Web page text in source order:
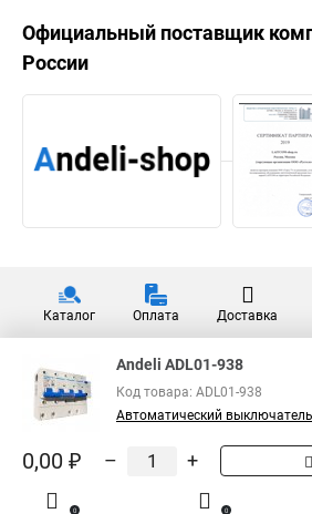
Официальный поставщик
России
Каталог Оплата Доставка
Andeli ADL01-938
Код товара: ADL01-938
Автоматический
0,00 ₽ – +
0 0